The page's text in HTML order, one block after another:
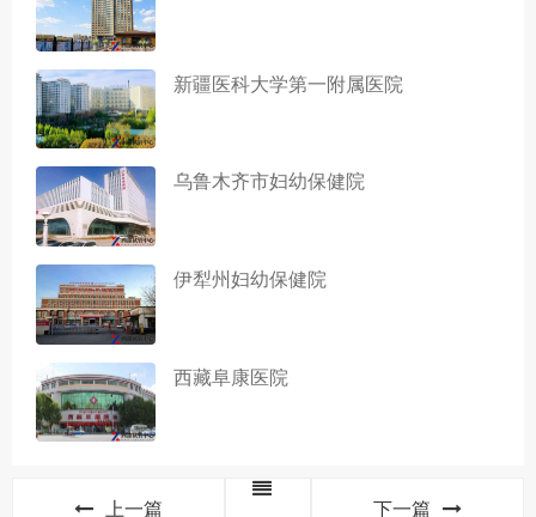
新疆医科大学第一附属医院
乌鲁木齐市妇幼保健院
伊犁州妇幼保健院
西藏阜康医院
上一篇 下一篇